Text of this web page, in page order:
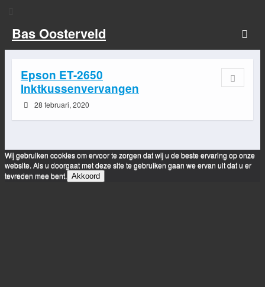
Bas Oosterveld
Epson ET-2650
Inktkussenvervangen
28 februari, 2020
Wij gebruiken cookies om ervoor te zorgen dat wij u de beste ervaring op onze
website. Als u doorgaat met deze site te gebruiken gaan we ervan uit dat u er
tevreden mee bent. Akkoord